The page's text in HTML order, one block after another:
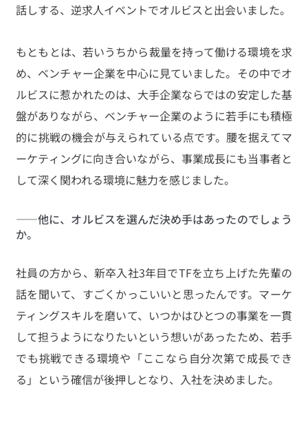
話しする、逆求人イベントでオルビスと出会いました。
もともとは、若いうちから裁量を持って働ける環境を求
め、ベンチャー企業を中心に見ていました。その中でオ
ルビスに惹かれたのは、大手企業ならではの安定した基
盤がありながら、ベンチャー企業のように若手にも積極
的に挑戦の機会が与えられている点です。腰を据えてマ
ーケティングに向き合いながら、事業成長にも当事者と
して深く関われる環境に魅力を感じました。
――他に、オルビスを選んだ決め手はあったのでしょう
か。
社員の方から、新卒入社3年目でTFを立ち上げた先輩の
話を聞いて、すごくかっこいいと思ったんです。マーケ
ティングスキルを磨いて、いつかはひとつの事業を一貫
して担うようになりたいという想いがあったため、若手
でも挑戦できる環境や「ここなら自分次第で成長でき
る」という確信が後押しとなり、入社を決めました。